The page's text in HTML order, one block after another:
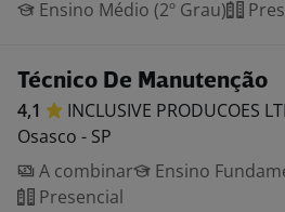
Ensino Médio (2º Grau)
Técnico De Manutenção
4,1 INCLUSIVE PRODUCOES
Osasco - SP
A combinar
Ensino
Presencial